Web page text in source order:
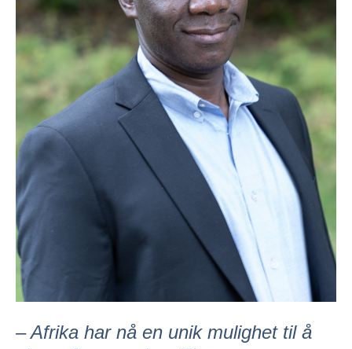
– Afrika har nå en unik mulighet til å